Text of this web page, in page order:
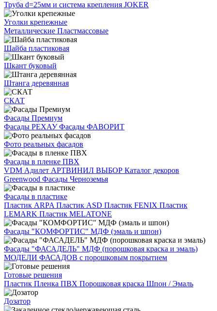
Труба d=25мм и система крепления JOKER
Уголки крепежные
Металлические Пластмассовые
Шайба пластиковая
Шкант буковый
Штанга деревянная
СКАТ
Фасады Премиум
Фасады РЕХАУФасады ФАВОРИТ
Фото реальных фасадов
Фасады в пленке ПВХ
VDM Адилет АРТВИНИЛ ВЫБОР Каталог декоров
Greenwood Фасады Черноземья
Фасады в пластике
Пластик ARPA Пластик ASD Пластик FENIX Пластик
LEMARK Пластик MELATONE
Фасады "КОМФОРТИС" МДФ (эмаль и шпон)
Фасады "ФАСАДЕЛЬ" МДФ (порошковая краска и эмаль)
МОДЕЛИ ФАСАДОВ с порошковым покрытием
Готовые решения
Пластик Пленка ПВХ Порошковая краска Шпон / Эмаль
Дозатор